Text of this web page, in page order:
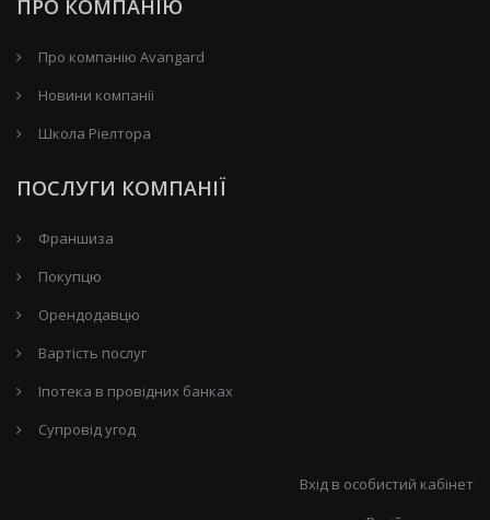
ПРО КОМПАНІЮ
Про компанію Avangard
Новини компанії
Школа Ріелтора
ПОСЛУГИ КОМПАНІЇ
Франшиза
Покупцю
Орендодавцю
Вартість послуг
Іпотека в провідних банках
Супровід угод
Вхід в особистий кабінет